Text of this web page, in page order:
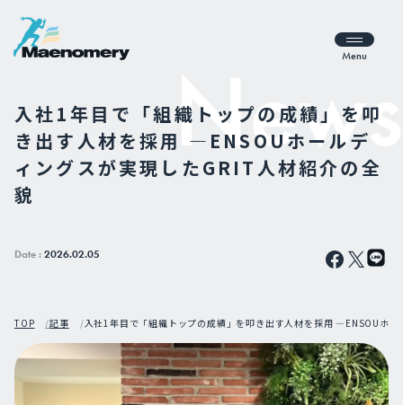
Menu
入社1年目で「組織トップの成績」を叩
き出す人材を採用 —ENSOUホールデ
ィングスが実現したGRIT人材紹介の全
貌
Date : 2026.02.05
TOP 記事 入社1年目で「組織トップの成績」を叩き出す人材を採用 —ENSOUホ